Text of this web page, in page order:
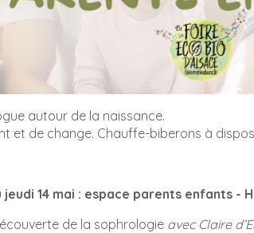
autour de la naissance.
et de change. Chauffe-biberons à
14 mai : espace parents enfants -
de la sophrologie avec Claire